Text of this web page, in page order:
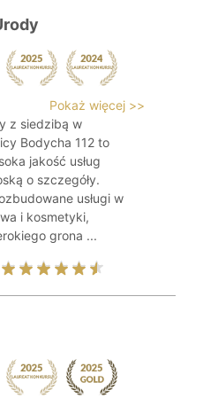
Pokaż więcej >>
z siedzibą w
Bodycha 112 to
jakość usług
o szczegóły.
usługi w
i kosmetyki,
grona ...